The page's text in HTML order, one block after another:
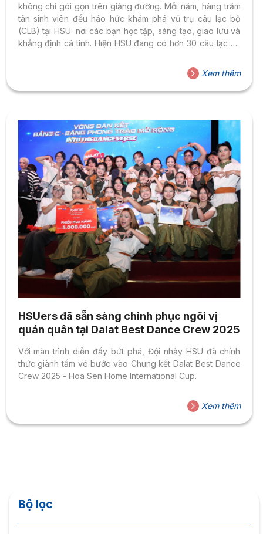
không chỉ gói gọn trên giảng đường. Mỗi năm, hàng trăm
tân sinh viên đều háo hức khám phá vũ trụ câu lạc bộ
(CLB) tại HSU: nơi các bạn học tập, sáng tạo, giao lưu và
khẳng định cá tính. Hiện HSU đang có hơn 30 câu lạc bộ
nghệ đến truyền thông – sự kiện. Mỗi CLB là một hành tinh
riêng biệt trong vũ trụ rực rỡ của HSU, nơi bạn có thể
phát...
Xem thêm
HSUers đã sẵn sàng chinh phục ngôi vị
quán quân tại Dalat Best Dance Crew 2025
Với màn trình diễn đầy bứt phá, Đội nhảy HSU đã chính
thức giành tấm vé bước vào Chung kết Dalat Best Dance
Crew 2025 - Hoa Sen Home International Cup.
Xem thêm
Bộ lọc